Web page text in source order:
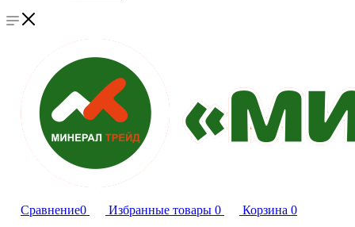
Сравнение0 Избранные товары 0 Корзина 0